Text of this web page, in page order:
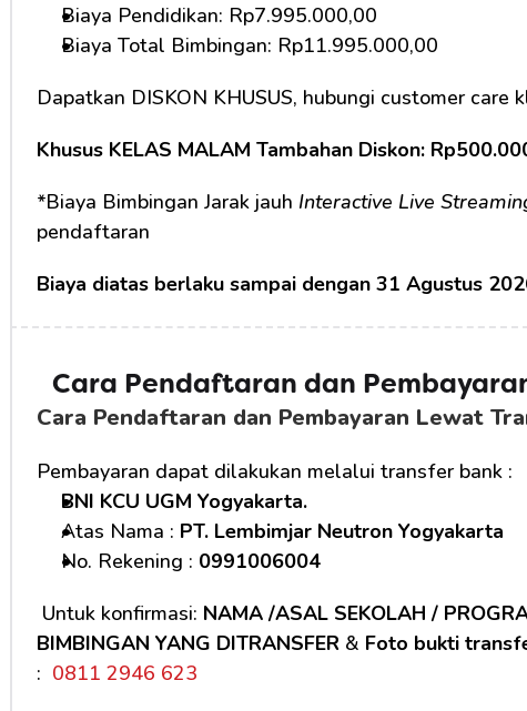
Biaya Pendidikan: Rp7.995.000,00
Biaya Total Bimbingan: Rp11.995.000,00
Dapatkan DISKON KHUSUS, hubungi customer care
Khusus KELAS MALAM Tambahan Diskon:
*Biaya Bimbingan Jarak jauh Interactive Live
pendaftaran
Biaya diatas berlaku sampai dengan 31 Agustus
Cara Pendaftaran dan
Cara Pendaftaran dan Pembayaran Lewat
Pembayaran dapat dilakukan melalui transfer bank :
BNI KCU UGM Yogyakarta.
Atas Nama : PT. Lembimjar Neutron Yogyakarta
No. Rekening : 0991006004
Untuk konfirmasi: NAMA /ASAL SEKOLAH /
BIMBINGAN YANG DITRANSFER & Foto bukti
: 0811 2946 623